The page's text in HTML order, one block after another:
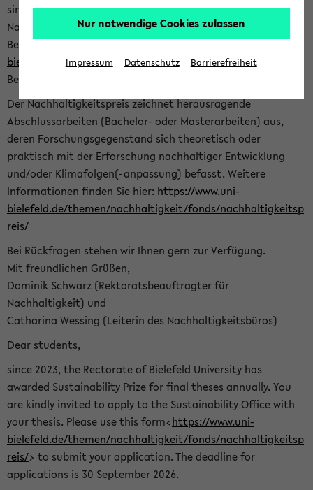
sind herzlich eingeladen sich mit Ihrer Abschlussarbeit beim
Nachhaltigkeitsbüro zu bewerben. Bitte nutzen Sie für Ihre
Bewerbung dieses Formular<https://formulare.uni-
bielefeld.de/frontend-server/form/provide/913/>. Die
Bewerbungsfrist endet am 30.09.2026.
Der Nachhaltigkeitspreis zeichnet herausragende
Abschlussarbeiten (Bachelor- oder Masterarbeiten) aus,
deren Forschungsgegenstand sich theoretisch oder
praktisch mit der Erforschung nachhaltiger Entwicklung
und/oder Klimafolgen(-anpassung) befasst. Weitere
Informationen finden Sie hier: https://www.uni-
bielefeld.de/themen/nachhaltigkeit/fonds/nachhaltigkeitsp
reis/
Bei Rückfragen stehen wir Ihnen gern zur Verfügung.
Mit freundlichen Grüßen,
Dominik Schwarz (Rektoratsbeauftragter für
Nachhaltigkeit) und
Catharina Wessing (Leiterin des Nachhaltigkeitsbüros)
Dear students,
since 2023, the Rectorate of Bielefeld University has
awarded Sustainability Prize for final theses annually. You
are kindly invited to apply to the Sustainability Office with
your thesis. Please use this form<https://www.uni-
bielefeld.de/themen/nachhaltigkeit/fonds/nachhaltigkeitsp
reis/> to submit your application. The deadline for
applications is 30 September 2026.
Nur notwendige Cookies zulassen
Impressum Datenschutz Barrierefreiheit